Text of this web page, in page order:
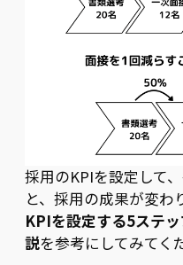
採用のKPIを設定して
と、採用の成果が変わ
KPIを設定する5ステ
説を参考にしてみてく